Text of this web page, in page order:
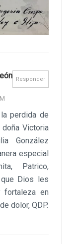
Responder
perdida de
Victoria
González
especial
Patrico,
Dios les
fortaleza en
dolor, QDP.